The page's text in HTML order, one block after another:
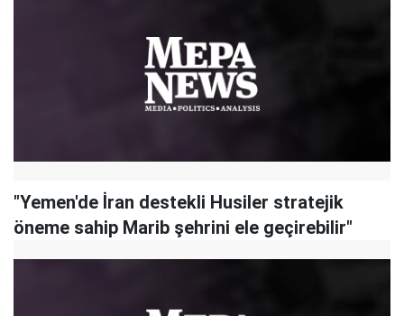
"Yemen'de İran destekli Husiler stratejik
öneme sahip Marib şehrini ele geçirebilir"